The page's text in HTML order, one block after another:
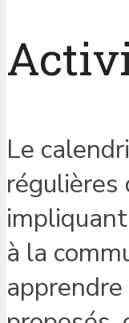
Le
régulières
à la